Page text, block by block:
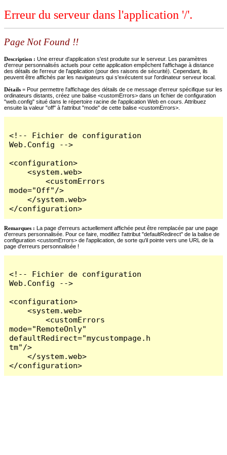
Erreur du serveur dans l'application '/'.
Page Not Found !!
Description : Une erreur d'application s'est produite sur le serveur. Les paramètres
d'erreur personnalisés actuels pour cette application empêchent l'affichage à distance
des détails de l'erreur de l'application (pour des raisons de sécurité). Cependant, ils
peuvent être affichés par les navigateurs qui s'exécutent sur l'ordinateur serveur local.
Détails = Pour permettre l'affichage des détails de ce message d'erreur spécifique sur les
ordinateurs distants, créez une balise <customErrors> dans un fichier de configuration
"web.config" situé dans le répertoire racine de l'application Web en cours. Attribuez
ensuite la valeur "off" à l'attribut "mode" de cette balise <customErrors>.
<!-- Fichier de configuration
Web.Config -->
<configuration>
    <system.web>
        <customErrors
mode="Off"/>
    </system.web>
</configuration>
Remarques : La page d'erreurs actuellement affichée peut être remplacée par une page
d'erreurs personnalisée. Pour ce faire, modifiez l'attribut "defaultRedirect" de la balise de
configuration <customErrors> de l'application, de sorte qu'il pointe vers une URL de la
page d'erreurs personnalisée !
<!-- Fichier de configuration
Web.Config -->
<configuration>
    <system.web>
        <customErrors
mode="RemoteOnly"
defaultRedirect="mycustompage.h
tm"/>
    </system.web>
</configuration>